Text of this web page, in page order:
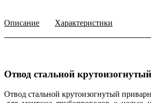
Описание Характеристики
Отвод стальной
Отвод стальной крутоизогнутый